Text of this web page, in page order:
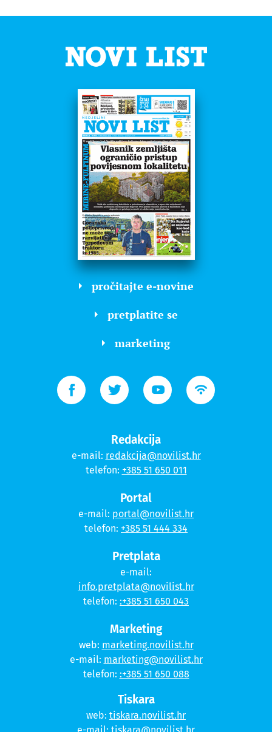
pročitajte e-novine
pretplatite se
marketing
Redakcija
e-mail: redakcija@novilist.hr
telefon: +385 51 650 011
Portal
e-mail: portal@novilist.hr
telefon: +385 51 444 334
Pretplata
e-mail:
info.pretplata@novilist.hr
telefon: :+385 51 650 043
Marketing
web: marketing.novilist.hr
e-mail: marketing@novilist.hr
telefon: :+385 51 650 088
Tiskara
web: tiskara.novilist.hr